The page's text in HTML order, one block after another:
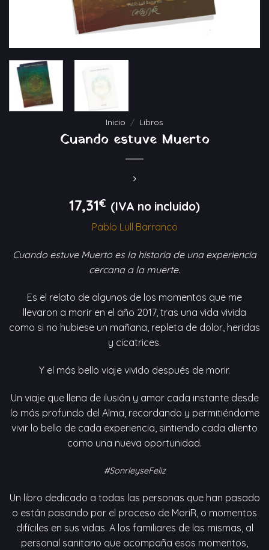
Inicio / Libros
Cuando estuve Muerto
17,31€ (IVA no incluido)
Pablo Lull Barranco
Cuando estuve Muerto es la historia de una experiencia
cercana a la muerte.
Es el relato de algunos de los momentos que me
llevaron a morir en el año 2017, tras una vida vivida
como si no hubiese un mañana, repleta de dolor, heridas
y cicatrices.
Y el más bello viaje vivido después de morir.
Un viaje que llena de ilusión y amor cada instante desde
lo más profundo del Alma, recordando y permitiéndome
vivir lo bello de cada experiencia, sintiendo cada aliento
como una nueva oportunidad.
#SonríeyseFeliz
Un libro dedicado a todas las personas que han pasado
o están pasando por el proceso de MoriR, o momentos
difíciles en sus vidas. A los familiares de las mismas, al
personal sanitario que acompaña esos momentos,